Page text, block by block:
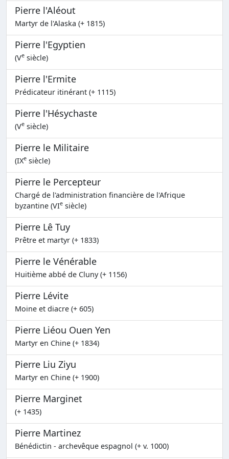
Pierre l'Aléout
Martyr de l'Alaska (+ 1815)
Pierre l'Egyptien
(Ve siècle)
Pierre l'Ermite
Prédicateur itinérant (+ 1115)
Pierre l'Hésychaste
(Ve siècle)
Pierre le Militaire
(IXe siècle)
Pierre le Percepteur
Chargé de l'administration financière de l'Afrique
byzantine (VIe siècle)
Pierre Lê Tuy
Prêtre et martyr (+ 1833)
Pierre le Vénérable
Huitième abbé de Cluny (+ 1156)
Pierre Lévite
Moine et diacre (+ 605)
Pierre Liéou Ouen Yen
Martyr en Chine (+ 1834)
Pierre Liu Ziyu
Martyr en Chine (+ 1900)
Pierre Marginet
(+ 1435)
Pierre Martinez
Bénédictin - archevêque espagnol (+ v. 1000)